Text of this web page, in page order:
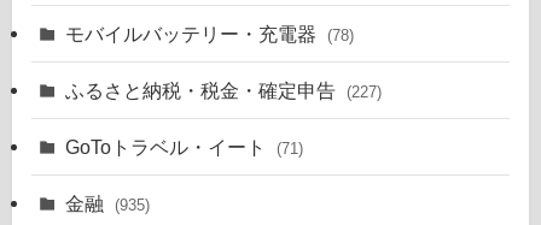
モバイルバッテリー・充電器 (78)
ふるさと納税・税金・確定申告 (227)
GoToトラベル・イート (71)
金融 (935)